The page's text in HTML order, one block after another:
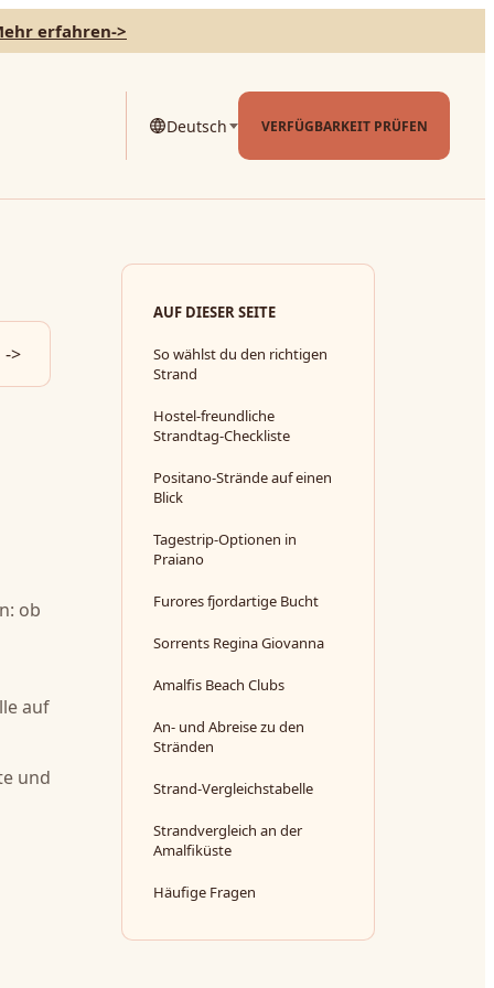
erfahren->
Deutsch VERFÜGBARKEIT PRÜFEN
->
ob
auf
und
AUF DIESER SEITE
So wählst du den richtigen
Strand
Hostel-freundliche
Strandtag-Checkliste
Positano-Strände auf einen
Blick
Tagestrip-Optionen in
Praiano
Furores fjordartige Bucht
Sorrents Regina Giovanna
Amalfis Beach Clubs
An- und Abreise zu den
Stränden
Strand-Vergleichstabelle
Strandvergleich an der
Amalfiküste
Häufige Fragen